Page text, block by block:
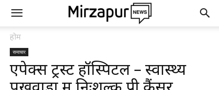
होम
समाचार
एपेक्स ट्रस्ट हॉस्पिटल – स्वास्थ्य